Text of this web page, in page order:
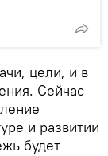
цели, и в
Сейчас
и развитии
будет